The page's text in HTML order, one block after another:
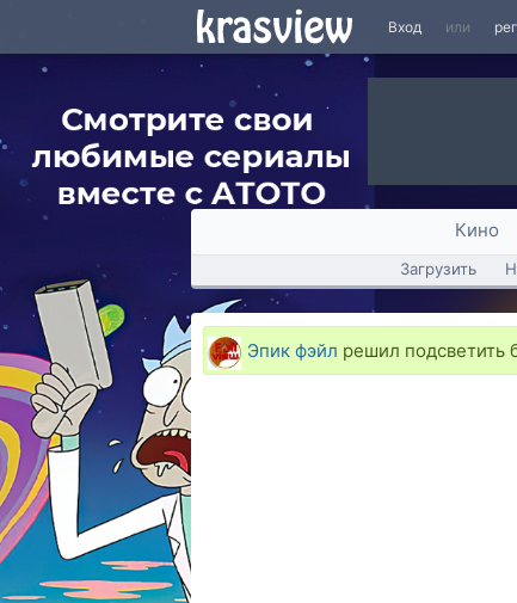
Вход или
Кино
Загрузить
Эпик фэйл решил подсветить